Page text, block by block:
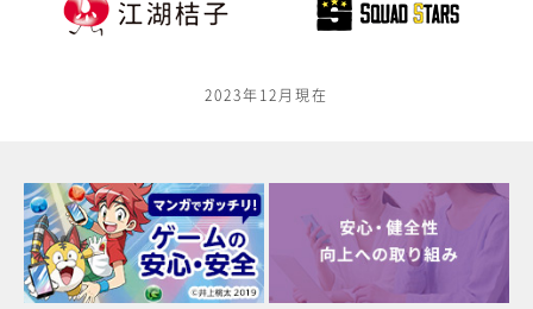
2023年12月現在